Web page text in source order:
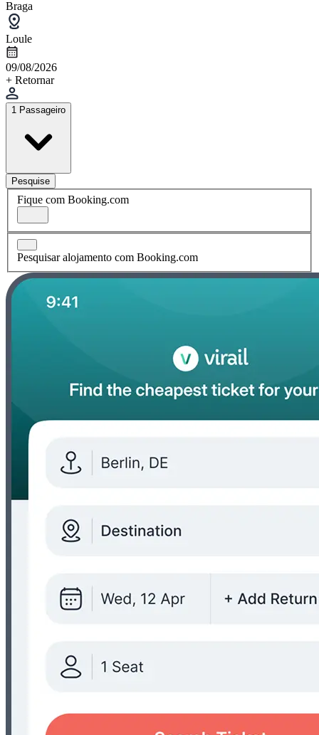
Braga
Loule
09/08/2026
+ Retornar
1 Passageiro
Pesquise
Fique com Booking.com
Pesquisar alojamento com Booking.com